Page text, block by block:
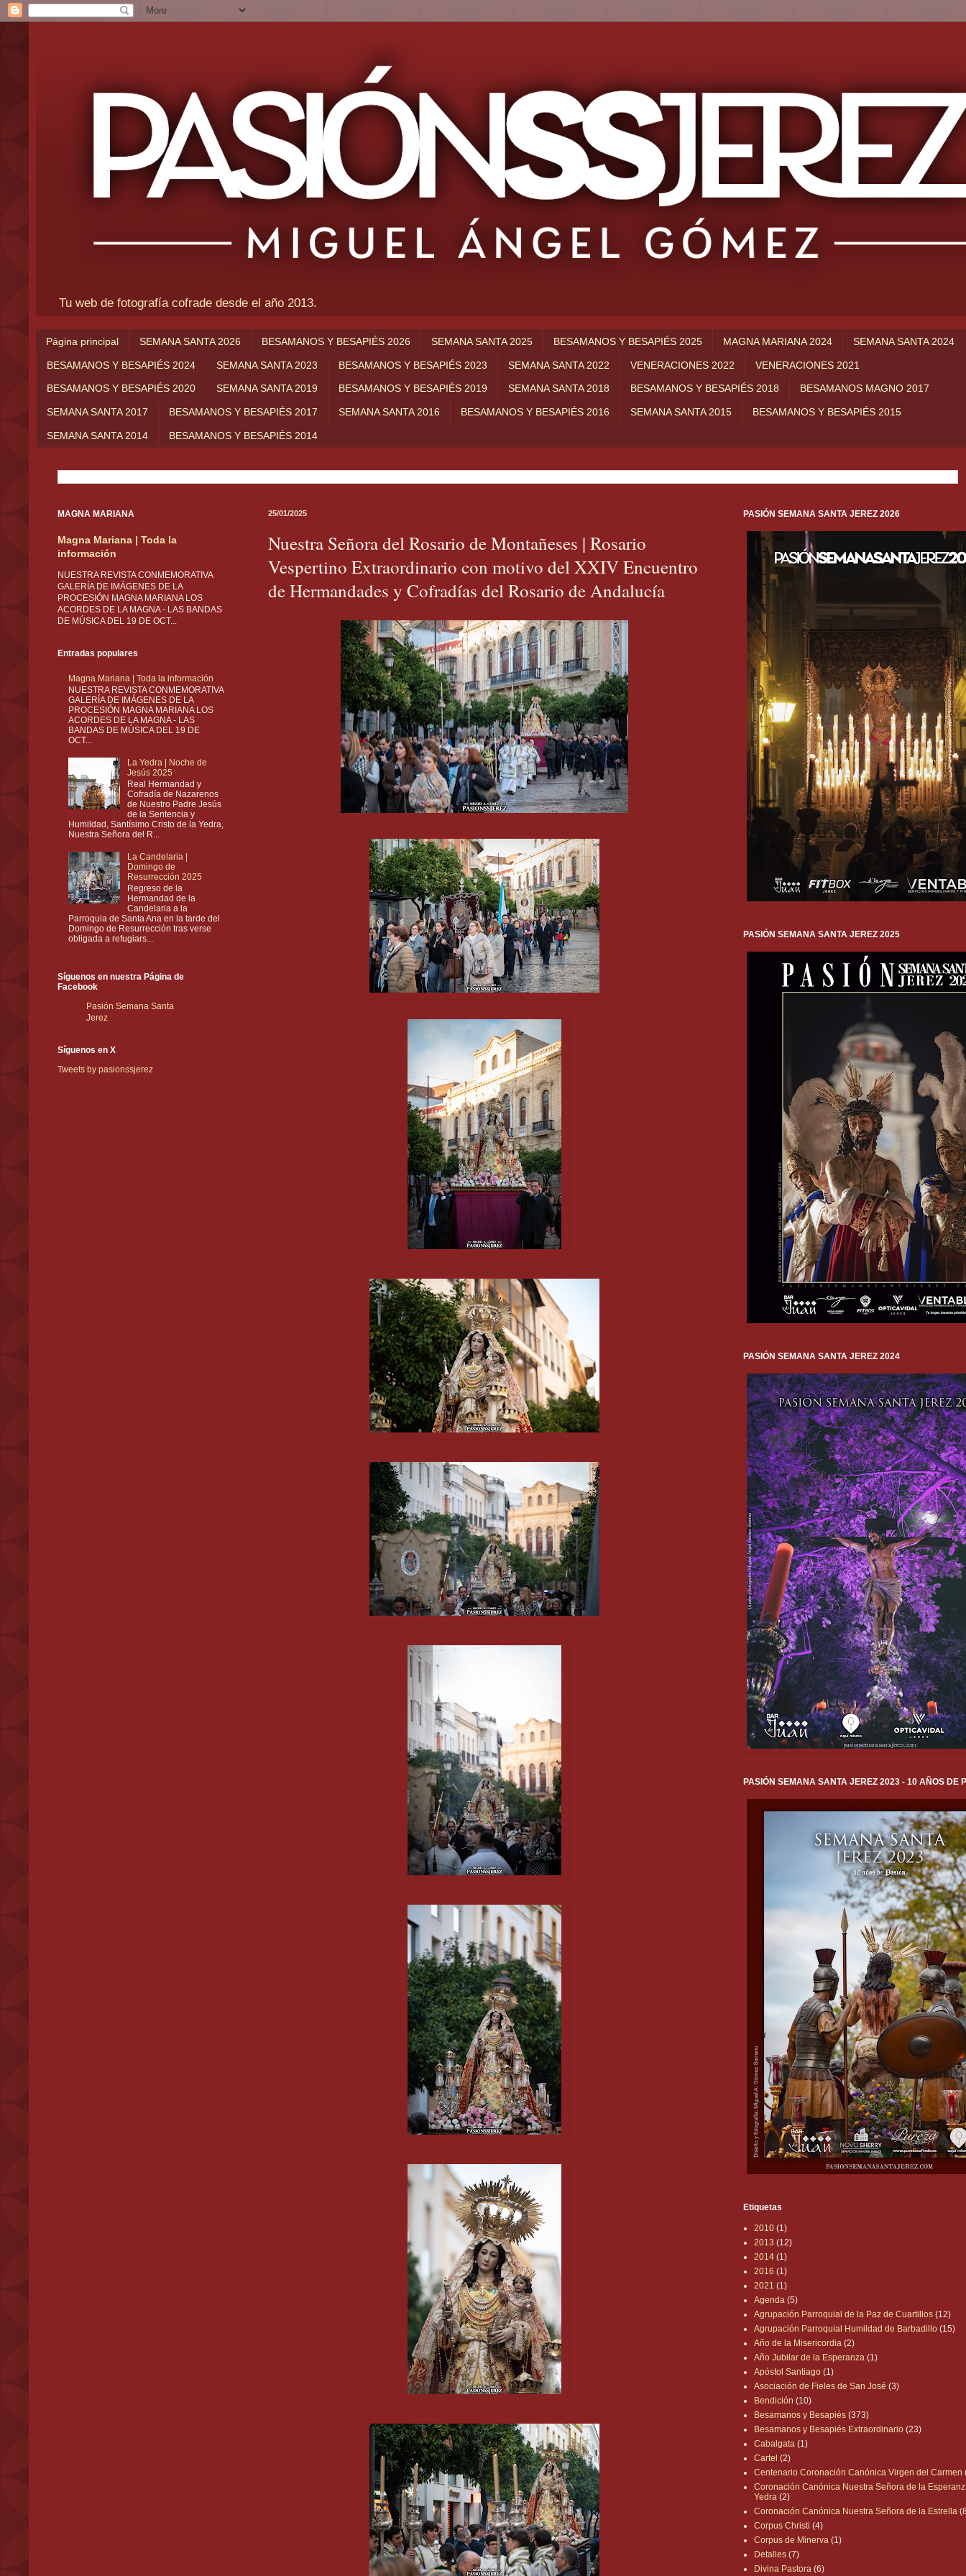
Tu web de fotografía cofrade desde el año 2013.
Página principal SEMANA SANTA 2026 BESAMANOS Y BESAPIÉS 2026 SEMANA SANTA 2025 BESAMANOS Y BESAPIÉS 2025 MAGNA MARIANA 2024 SEMANA SANTA 2024
BESAMANOS Y BESAPIÉS 2024 SEMANA SANTA 2023 BESAMANOS Y BESAPIÉS 2023 SEMANA SANTA 2022 VENERACIONES 2022 VENERACIONES 2021
BESAMANOS Y BESAPIÉS 2020 SEMANA SANTA 2019 BESAMANOS Y BESAPIÉS 2019 SEMANA SANTA 2018 BESAMANOS Y BESAPIÉS 2018 BESAMANOS MAGNO 2017
SEMANA SANTA 2017 BESAMANOS Y BESAPIÉS 2017 SEMANA SANTA 2016 BESAMANOS Y BESAPIÉS 2016 SEMANA SANTA 2015 BESAMANOS Y BESAPIÉS 2015
SEMANA SANTA 2014 BESAMANOS Y BESAPIÉS 2014
25/01/2025
Nuestra Señora del Rosario de Montañeses | Rosario
Vespertino Extraordinario con motivo del XXIV Encuentro
de Hermandades y Cofradías del Rosario de Andalucía
MAGNA MARIANA
Magna Mariana | Toda la
información
NUESTRA REVISTA CONMEMORATIVA
GALERÍA DE IMÁGENES DE LA
PROCESIÓN MAGNA MARIANA LOS
ACORDES DE LA MAGNA - LAS BANDAS
DE MÚSICA DEL 19 DE OCT...
Entradas populares
Magna Mariana | Toda la información
NUESTRA REVISTA CONMEMORATIVA
GALERÍA DE IMÁGENES DE LA
PROCESIÓN MAGNA MARIANA LOS
ACORDES DE LA MAGNA - LAS
BANDAS DE MÚSICA DEL 19 DE
OCT...
La Yedra | Noche de
Jesús 2025
Real Hermandad y
Cofradía de Nazarenos
de Nuestro Padre Jesús
de la Sentencia y
Humildad, Santísimo Cristo de la Yedra,
Nuestra Señora del R...
La Candelaria |
Domingo de
Resurrección 2025
Regreso de la
Hermandad de la
Candelaria a la
Parroquia de Santa Ana en la tarde del
Domingo de Resurrección tras verse
obligada a refugiars...
Síguenos en nuestra Página de
Facebook
Pasión Semana Santa
Jerez
Síguenos en X
Tweets by pasionssjerez
PASIÓN SEMANA SANTA JEREZ 2026
PASIÓN SEMANA SANTA JEREZ 2025
PASIÓN SEMANA SANTA JEREZ 2024
PASIÓN SEMANA SANTA JEREZ 2023 - 10 AÑOS DE
Etiquetas
2010 (1)
2013 (12)
2014 (1)
2016 (1)
2021 (1)
Agenda (5)
Agrupación Parroquial de la Paz de Cuartillos (12)
Agrupación Parroquial Humildad de Barbadillo (15)
Año de la Misericordia (2)
Año Jubilar de la Esperanza (1)
Apóstol Santiago (1)
Asociación de Fieles de San José (3)
Bendición (10)
Besamanos y Besapiés (373)
Besamanos y Besapiés Extraordinario (23)
Cabalgata (1)
Cartel (2)
Centenario Coronación Canónica Virgen del Carmen
Coronación Canónica Nuestra Señora de la
Yedra (2)
Coronación Canónica Nuestra Señora de la Estrella
Corpus Christi (4)
Corpus de Minerva (1)
Detalles (7)
Divina Pastora (6)